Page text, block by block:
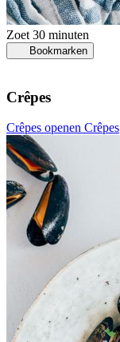
Zoet 30 minuten
Bookmarken
Crêpes
Crêpes openen Crêpes